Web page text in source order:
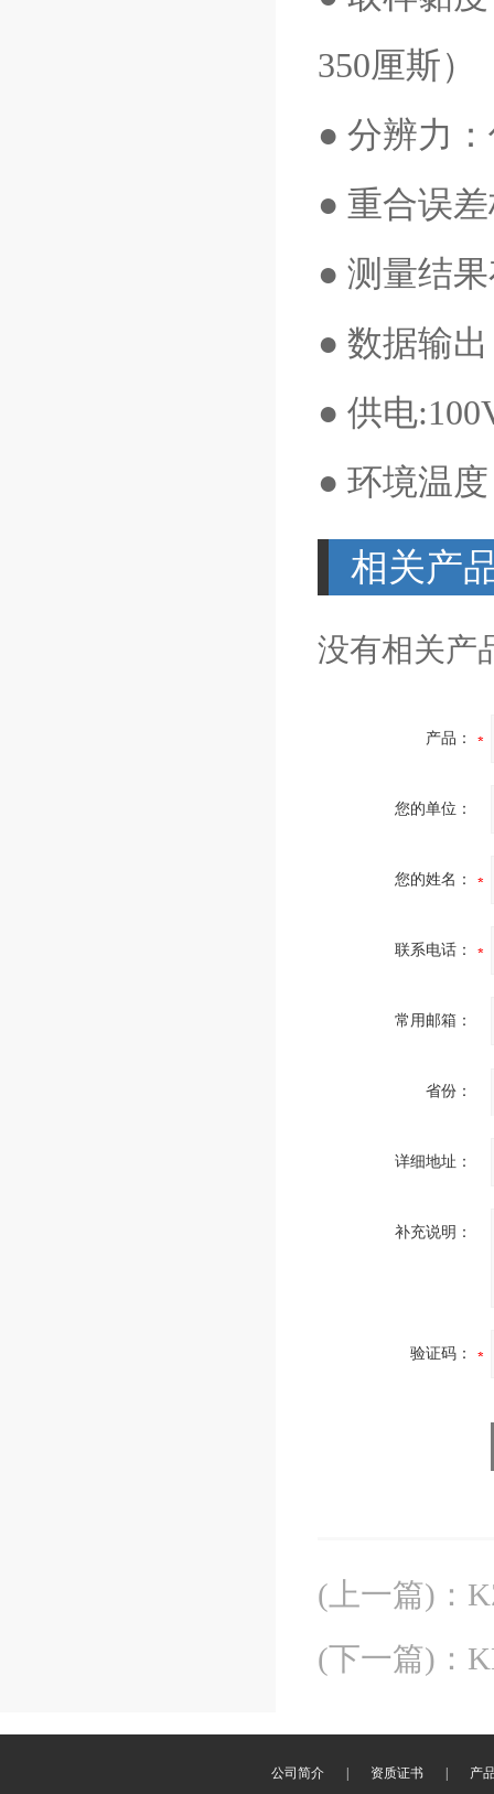
350厘斯）
● 分辨力
● 重合误
● 测量结
● 数据输
● 供电
● 环境温
相关产
没有相关产
产品：
您的单位：
您的姓名：
联系电话：
常用邮箱：
省份：
详细地址：
补充说明：
验证码：
(上一篇) ：
(下一篇) ：
公司简介 资质证书 产